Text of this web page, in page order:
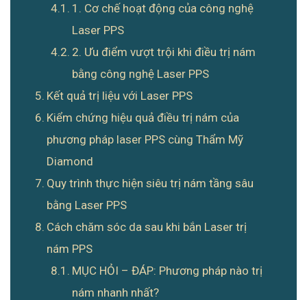
1. Cơ chế hoạt động của công nghệ
Laser PPS
2. Ưu điểm vượt trội khi điều trị nám
bằng công nghệ Laser PPS
Kết quả trị liệu với Laser PPS
Kiểm chứng hiệu quả điều trị nám của
phương pháp laser PPS cùng Thẩm Mỹ
Diamond
Quy trình thực hiện siêu trị nám tầng sâu
bằng Laser PPS
Cách chăm sóc da sau khi bắn Laser trị
nám PPS
MỤC HỎI – ĐÁP: Phương pháp nào trị
nám nhanh nhất?